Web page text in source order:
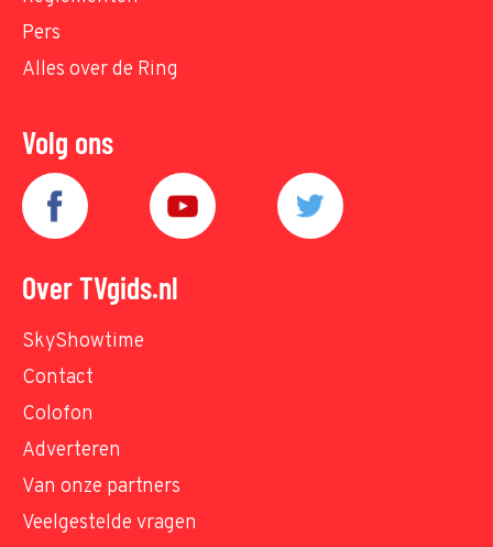
Pers
Alles over de Ring
Volg ons
Over TVgids.nl
SkyShowtime
Contact
Colofon
Adverteren
Van onze partners
Veelgestelde vragen